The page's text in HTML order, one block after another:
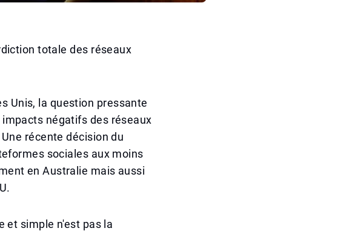
totale des réseaux
Unis, la question pressante
négatifs des réseaux
récente décision du
sociales aux moins
en Australie mais aussi
et simple n'est pas la